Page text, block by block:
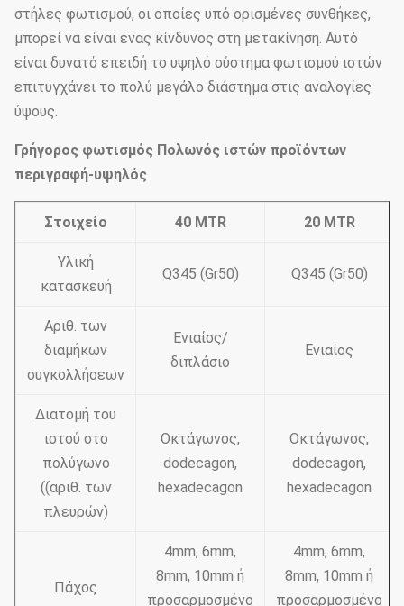
στήλες φωτισμού, οι οποίες υπό ορισμένες συνθήκες,
μπορεί να είναι ένας κίνδυνος στη μετακίνηση. Αυτό
είναι δυνατό επειδή το υψηλό σύστημα φωτισμού ιστών
επιτυγχάνει το πολύ μεγάλο διάστημα στις αναλογίες
ύψους.
Γρήγορος φωτισμός Πολωνός ιστών προϊόντων
περιγραφή-υψηλός
Στοιχείο 40 MTR 20 MTR
Υλική
κατασκευή
Q345 (Gr50) Q345 (Gr50)
Αριθ. των
διαμήκων
συγκολλήσεων
Ενιαίος/
διπλάσιο
Ενιαίος
Διατομή του
ιστού στο
πολύγωνο
((αριθ. των
πλευρών)
Οκτάγωνος,
dodecagon,
hexadecagon
Οκτάγωνος,
dodecagon,
hexadecagon
Πάχος
4mm, 6mm,
8mm, 10mm ή
προσαρμοσμένο
4mm, 6mm,
8mm, 10mm ή
προσαρμοσμένο